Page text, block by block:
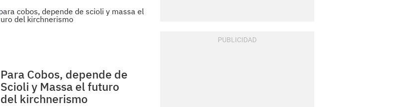
Para Cobos, depende de
Scioli y Massa el futuro
del kirchnerismo